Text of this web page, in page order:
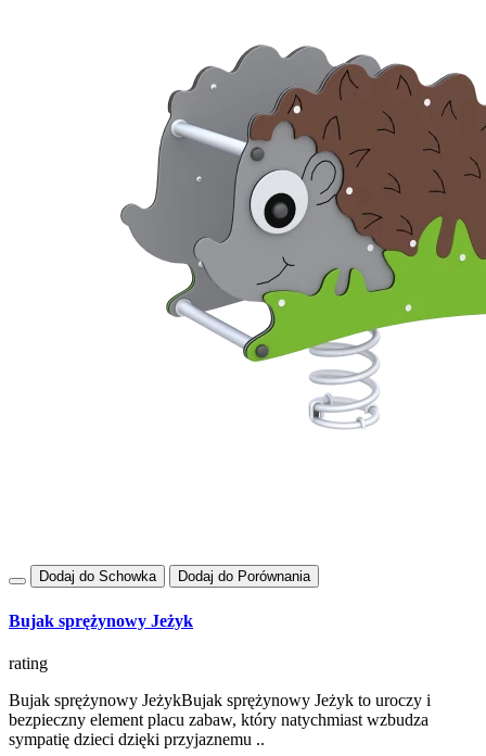
Dodaj do Schowka Dodaj do Porównania
Bujak sprężynowy Jeżyk
rating
Bujak sprężynowy JeżykBujak sprężynowy Jeżyk to uroczy i
bezpieczny element placu zabaw, który natychmiast wzbudza
sympatię dzieci dzięki przyjaznemu ..